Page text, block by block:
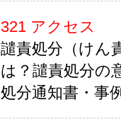
321 アクセス
譴責処分（けん
は？譴責処分の
処分通知書・事